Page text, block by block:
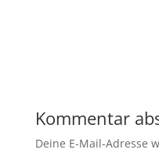
Kommentar
Deine E-Mail-Adresse